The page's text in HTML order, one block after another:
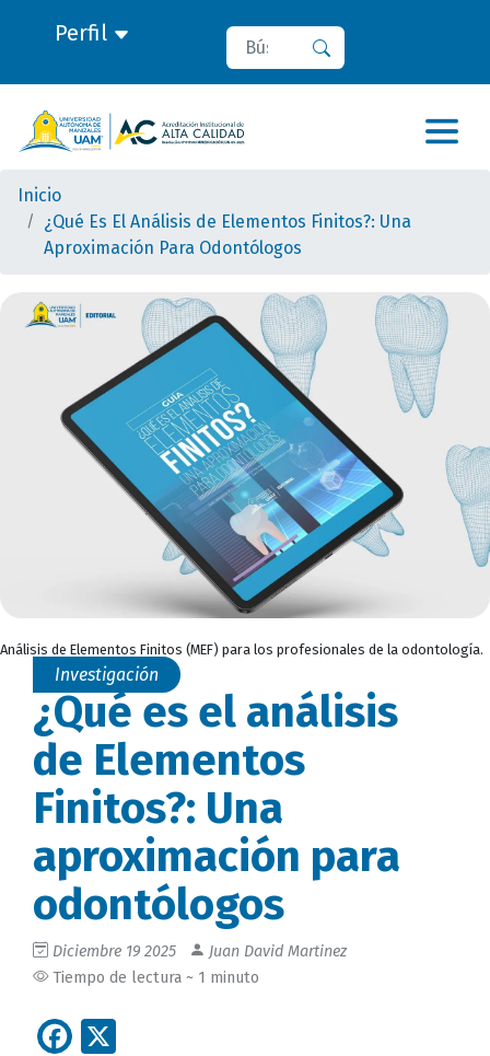
Perfil Buscar
Inicio
¿Qué Es El Análisis de Elementos Finitos?: Una
Aproximación Para Odontólogos
Análisis de Elementos Finitos (MEF) para los profesionales de la odontología.
Investigación
¿Qué es el análisis
de Elementos
Finitos?: Una
aproximación para
odontólogos
Diciembre 19 2025
Juan David Martinez
Tiempo de lectura ~ 1 minuto
Facebook